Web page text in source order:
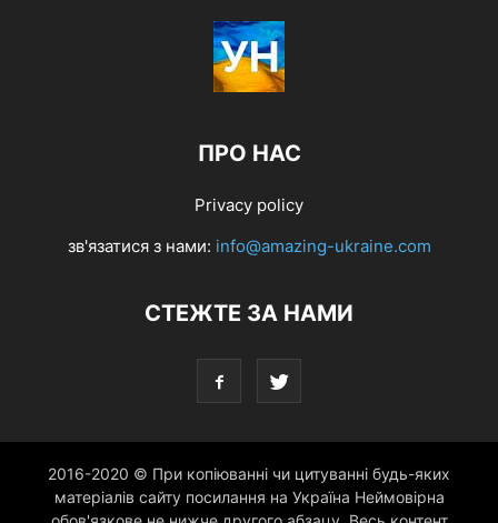
ПРО НАС
Privacy policy
зв'язатися з нами: info@amazing-ukraine.com
СТЕЖТЕ ЗА НАМИ
2016-2020 © При копіюванні чи цитуванні будь-яких
матеріалів сайту посилання на Україна Неймовірна